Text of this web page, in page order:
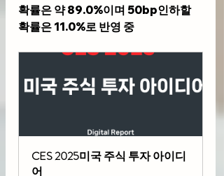
확률은 약 89.0%이며 50bp인하할
확률은 11.0%로 반영 중
CES 2025미국 주식 투자 아이디
어